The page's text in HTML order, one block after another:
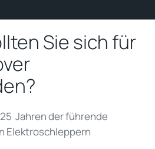
Sie sich für
Jahren der führende
Elektroschleppern